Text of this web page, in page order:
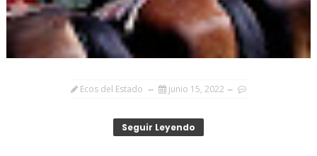
Ecos del Estado junio 15, 2022
Seguir Leyendo